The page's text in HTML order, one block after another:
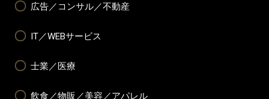
広告／コンサル／不動産
IT／WEBサービス
士業／医療
飲食／物販／美容／アパレル